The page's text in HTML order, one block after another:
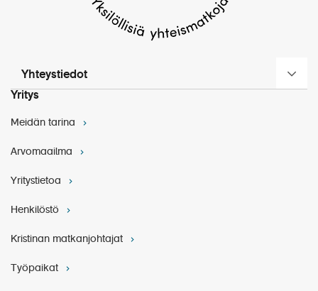
Yhteystiedot
Yritys
Meidän tarina
Arvomaailma
Yritystietoa
Henkilöstö
Kristinan matkanjohtajat
Työpaikat